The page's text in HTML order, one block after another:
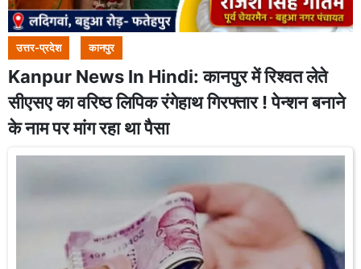
उत्तर-प्रदेश कानपुर
Kanpur News In Hindi: कानपुर में रिश्वत लेते
सीएसए का वरिष्ठ लिपिक रंगेहाथ गिरफ्तार ! पेन्शन बनाने
के नाम पर मांग रहा था पैसा